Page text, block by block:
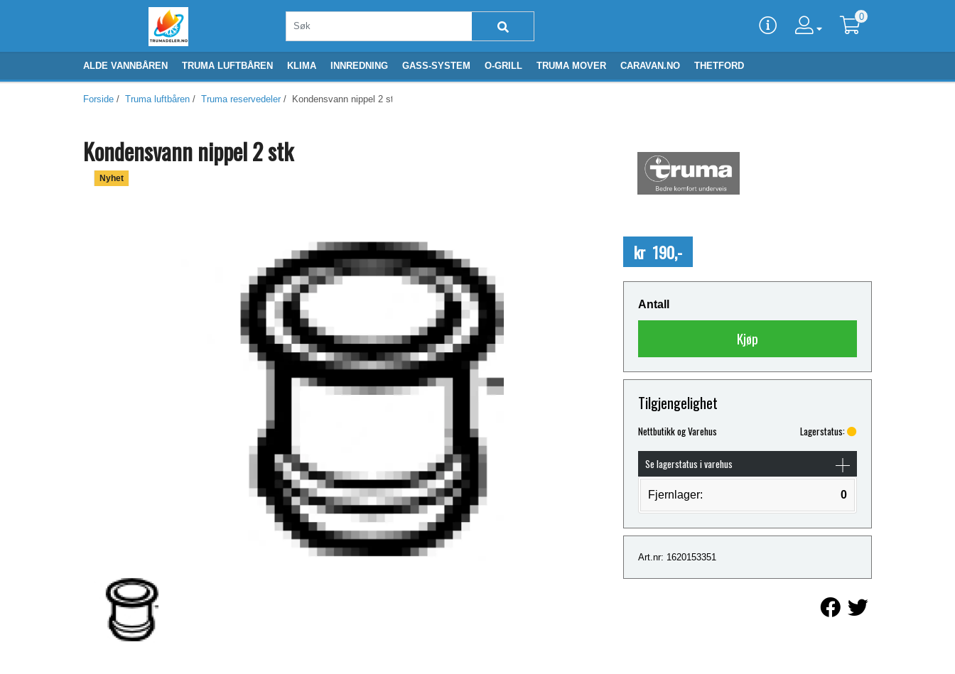
0
ALDE VANNBÅREN TRUMA LUFTBÅREN KLIMA INNREDNING GASS-SYSTEM O-GRILL TRUMA MOVER CARAVAN.NO THETFORD
Forside / Truma luftbåren / Truma reservedeler / Kondensvann nippel 2 stk
Kondensvann nippel 2 stk
Nyhet
kr 190,-
Antall
Kjøp
Tilgjengelighet
Nettbutikk og Varehus Lagerstatus:
Se lagerstatus i varehus
Fjernlager: 0
Art.nr: 1620153351